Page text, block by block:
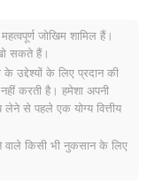
समाधानों के विकसित होते
मार्जोरी हर्नांडेज़, और
ने इसका श्वेत पत्र जारी
जीवनशैली अनुप्रयोगों पर
दृष्टि का वर्णन किया गया था।
जाने वाला अपना टेस्टनेट
जोखिम शामिल हैं।
सकते हैं।
उद्देश्यों के लिए प्रदान की
करती है। हमेशा अपनी
से पहले एक योग्य वित्तीय
किसी भी नुकसान के लिए